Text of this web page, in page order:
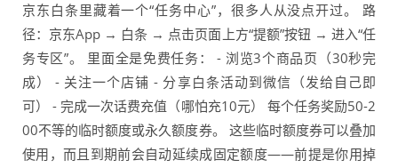
京东白条里藏着一个“任务中心”，很多人从没点开过。 路
径：京东App → 白条 → 点击页面上方“提额”按钮 → 进入“任
务专区”。 里面全是免费任务： - 浏览3个商品页（30秒完
成） - 关注一个店铺 - 分享白条活动到微信（发给自己即
可） - 完成一次话费充值（哪怕充10元） 每个任务奖励50-2
00不等的临时额度或永久额度券。 这些临时额度券可以叠加
使用，而且到期前会自动延续成固定额度——前提是你用掉